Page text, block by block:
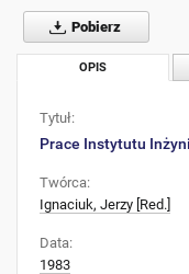
Pobierz
OPIS
Tytuł:
Prace Instytutu
Twórca:
Ignaciuk, Jerzy [Red.]
Data:
1983